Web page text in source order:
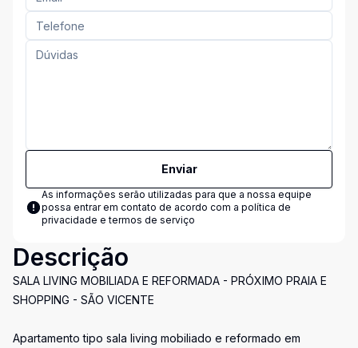
Enviar
As informações serão utilizadas para que a nossa equipe
possa entrar em contato de acordo com a política de
privacidade e termos de serviço
Descrição
SALA LIVING MOBILIADA E REFORMADA - PRÓXIMO PRAIA E
SHOPPING - SÃO VICENTE
Apartamento tipo sala living mobiliado e reformado em